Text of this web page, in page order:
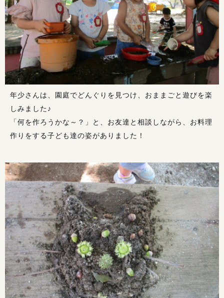
年少さんは、園庭でどんぐりを見つけ、おままごと遊びを楽
しみました♪
「何を作ろうかな～？」と、お友達と相談しながら、お料理
作りをする子ども達の姿がありました！